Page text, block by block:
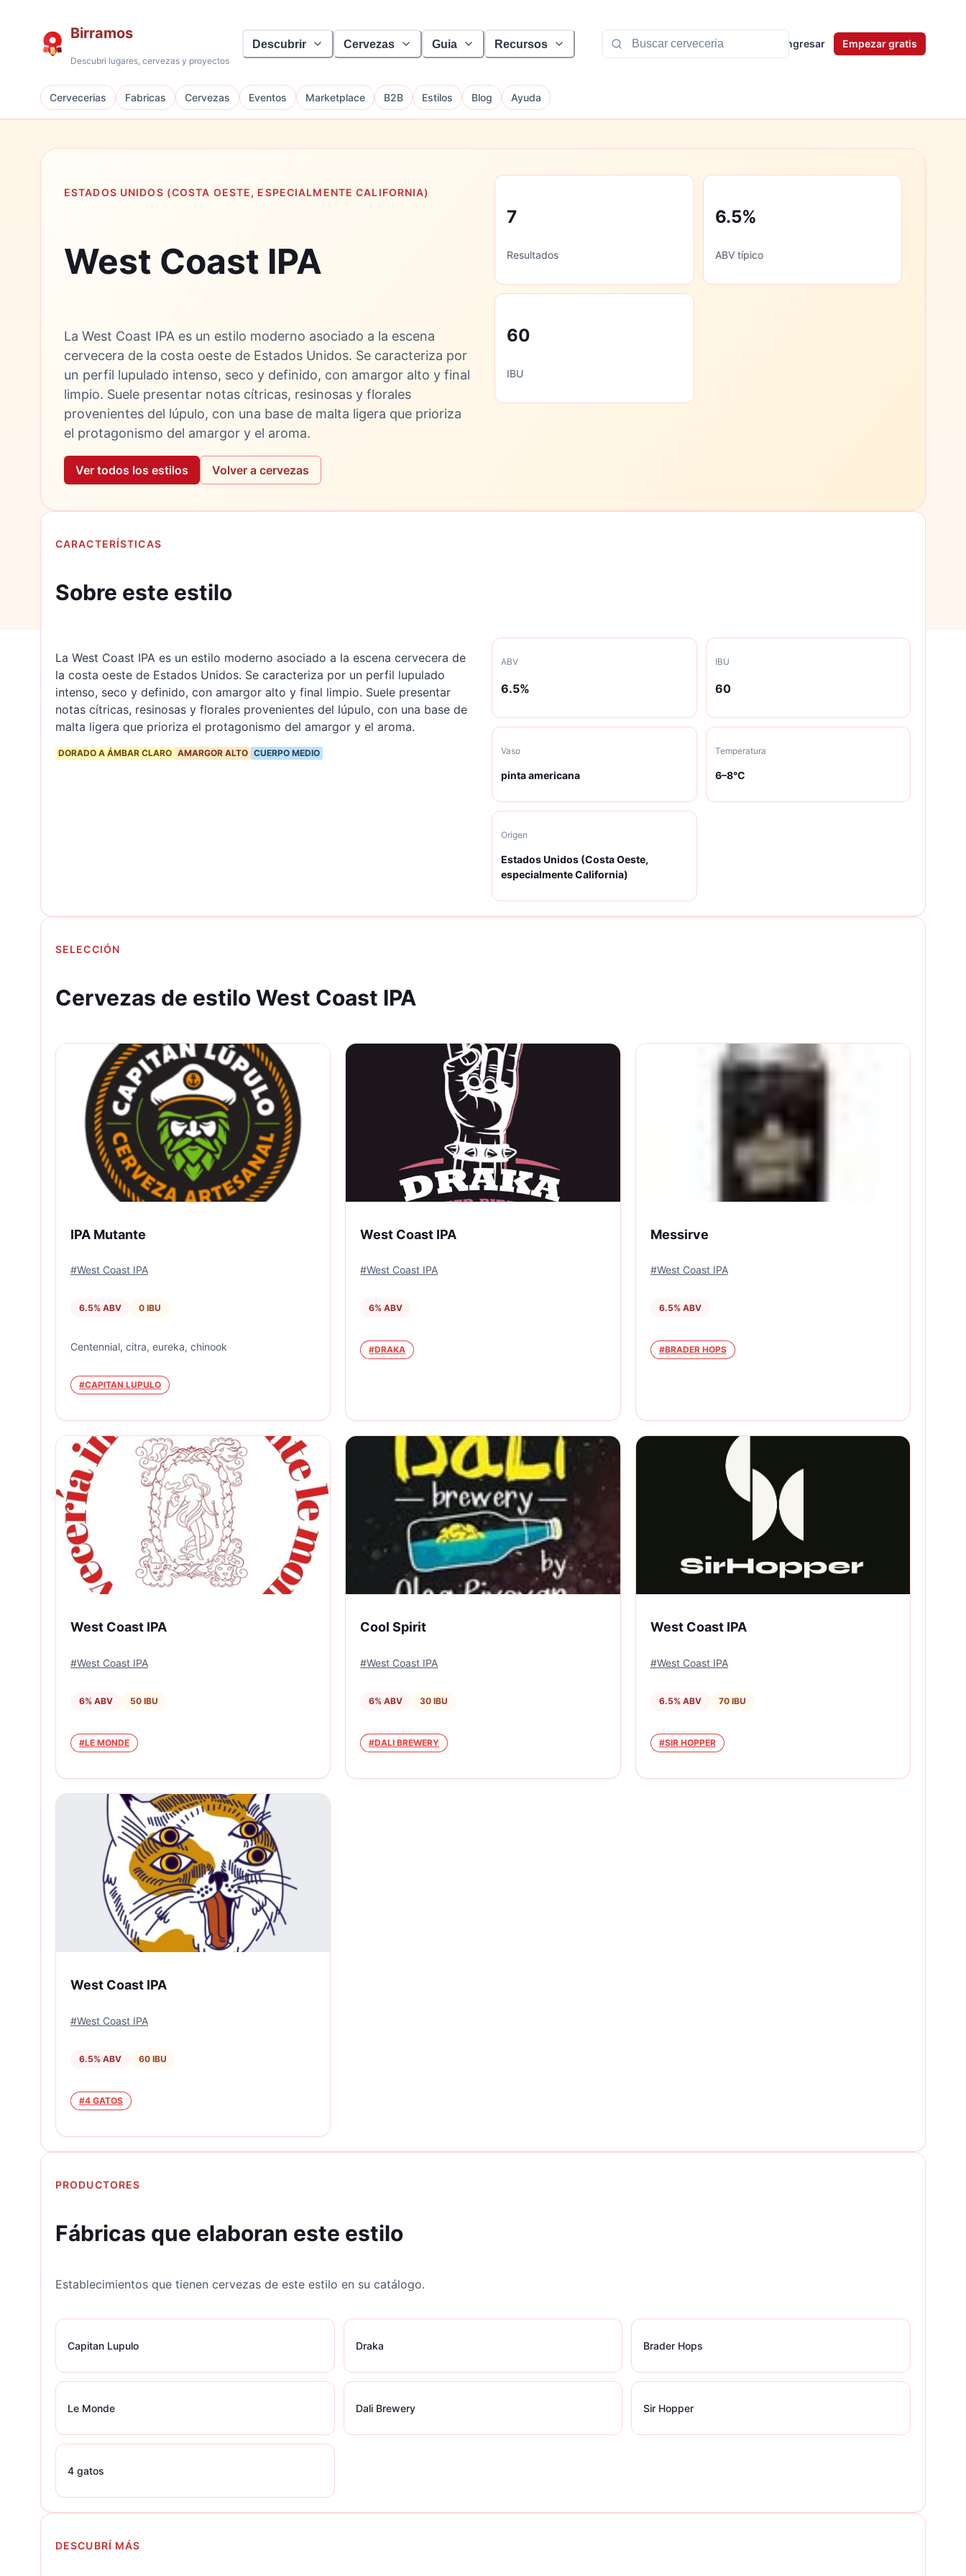
Birramos
Descubri lugares, cervezas y proyectos
Descubrir Cervezas Guia Recursos Ingresar Empezar gratis
Cervecerias Fabricas Cervezas Eventos Marketplace B2B Estilos Blog Ayuda
ESTADOS UNIDOS (COSTA OESTE, ESPECIALMENTE CALIFORNIA)
West Coast IPA
La West Coast IPA es un estilo moderno asociado a la escena
cervecera de la costa oeste de Estados Unidos. Se caracteriza por
un perfil lupulado intenso, seco y definido, con amargor alto y final
limpio. Suele presentar notas cítricas, resinosas y florales
provenientes del lúpulo, con una base de malta ligera que prioriza
el protagonismo del amargor y el aroma.
Ver todos los estilos Volver a cervezas
7
Resultados
6.5%
ABV típico
60
IBU
CARACTERÍSTICAS
Sobre este estilo
La West Coast IPA es un estilo moderno asociado a la escena cervecera de
la costa oeste de Estados Unidos. Se caracteriza por un perfil lupulado
intenso, seco y definido, con amargor alto y final limpio. Suele presentar
notas cítricas, resinosas y florales provenientes del lúpulo, con una base de
malta ligera que prioriza el protagonismo del amargor y el aroma.
DORADO A ÁMBAR CLARO AMARGOR ALTO CUERPO MEDIO
ABV
6.5%
IBU
60
Vaso
pinta americana
Temperatura
6–8°C
Origen
Estados Unidos (Costa Oeste,
especialmente California)
SELECCIÓN
Cervezas de estilo West Coast IPA
IPA Mutante
#West Coast IPA
6.5% ABV 0 IBU
Centennial, citra, eureka, chinook
#CAPITAN LUPULO
West Coast IPA
#West Coast IPA
6% ABV
#DRAKA
Messirve
#West Coast IPA
6.5% ABV
#BRADER HOPS
West Coast IPA
#West Coast IPA
6% ABV 50 IBU
#LE MONDE
Cool Spirit
#West Coast IPA
6% ABV 30 IBU
#DALI BREWERY
West Coast IPA
#West Coast IPA
6.5% ABV 70IBU
#SIR HOPPER
West Coast IPA
#West Coast IPA
6.5% ABV 60 IBU
#4 GATOS
PRODUCTORES
Fábricas que elaboran este estilo
Establecimientos que tienen cervezas de este estilo en su catálogo.
Capitan Lupulo Draka Brader Hops
Le Monde Dali Brewery Sir Hopper
4 gatos
DESCUBRÍ MÁS